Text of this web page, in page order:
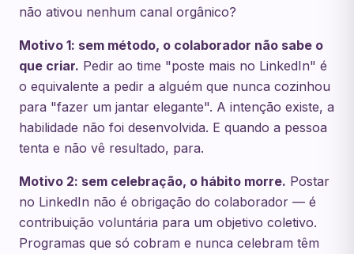
não ativou nenhum canal orgânico?
Motivo 1: sem método, o colaborador não sabe o
que criar. Pedir ao time "poste mais no LinkedIn" é
o equivalente a pedir a alguém que nunca cozinhou
para "fazer um jantar elegante". A intenção existe, a
habilidade não foi desenvolvida. E quando a pessoa
tenta e não vê resultado, para.
Motivo 2: sem celebração, o hábito morre. Postar
no LinkedIn não é obrigação do colaborador — é
contribuição voluntária para um objetivo coletivo.
Programas que só cobram e nunca celebram têm